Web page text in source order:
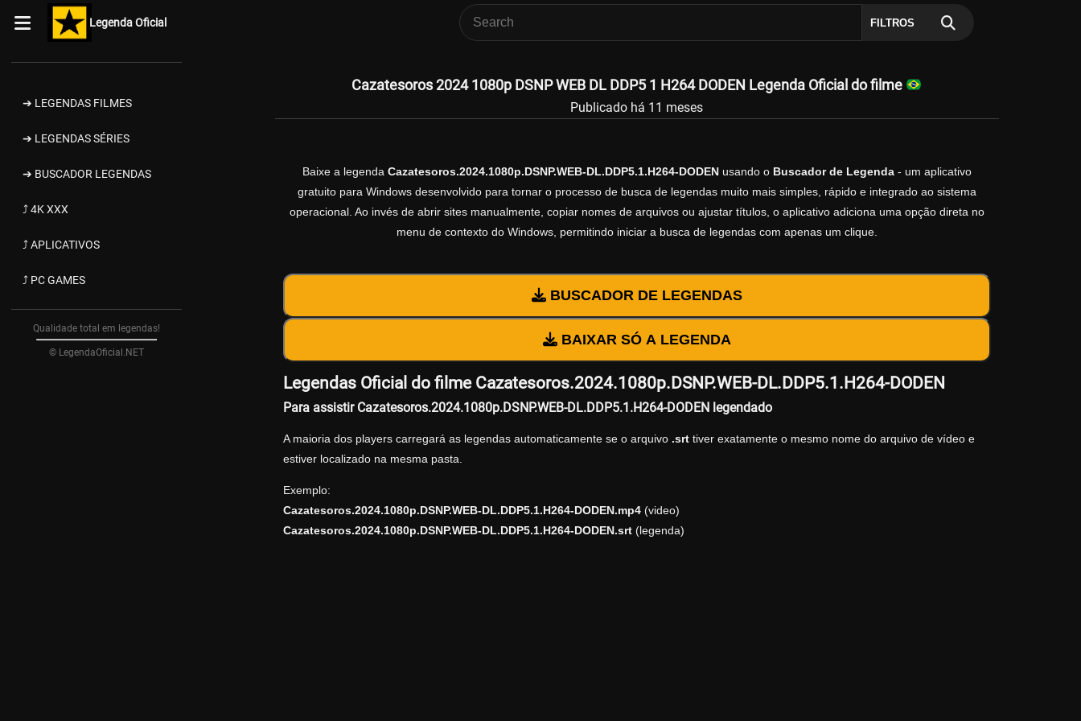
Legenda Oficial FILTROS
➔ LEGENDAS FILMES
➔ LEGENDAS SÉRIES
➔ BUSCADOR LEGENDAS
⤴ 4K XXX
⤴ APLICATIVOS
⤴ PC GAMES
Qualidade total em legendas!
© LegendaOficial.NET
Cazatesoros 2024 1080p DSNP WEB DL DDP5 1 H264 DODEN Legenda Oficial do filme
Publicado há 11 meses
Baixe a legenda Cazatesoros.2024.1080p.DSNP.WEB-DL.DDP5.1.H264-DODENusando o Buscador de Legenda- um aplicativo
gratuito para Windows desenvolvido para tornar o processo de busca de legendas muito mais simples, rápido e integrado ao sistema
operacional. Ao invés de abrir sites manualmente, copiar nomes de arquivos ou ajustar títulos, o aplicativo adiciona uma opção direta no
menu de contexto do Windows, permitindo iniciar a busca de legendas com apenas um clique.
BUSCADOR DE LEGENDAS
BAIXAR SÓ A LEGENDA
Legendas Oficial do filme Cazatesoros.2024.1080p.DSNP.WEB-DL.DDP5.1.H264-DODEN
Para assistir Cazatesoros.2024.1080p.DSNP.WEB-DL.DDP5.1.H264-DODEN legendado
A maioria dos players carregará as legendas automaticamente se o arquivo .srttiver exatamente o mesmo nome do arquivo de vídeo e
estiver localizado na mesma pasta.
Exemplo:
Cazatesoros.2024.1080p.DSNP.WEB-DL.DDP5.1.H264-DODEN.mp4(video)
Cazatesoros.2024.1080p.DSNP.WEB-DL.DDP5.1.H264-DODEN.srt(legenda)